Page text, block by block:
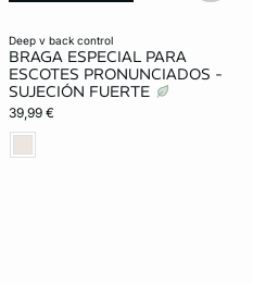
deep v back control
BRAGA ESPECIAL PARA
ESCOTES PRONUNCIADOS -
SUJECIÓN FUERTE
39,99 €